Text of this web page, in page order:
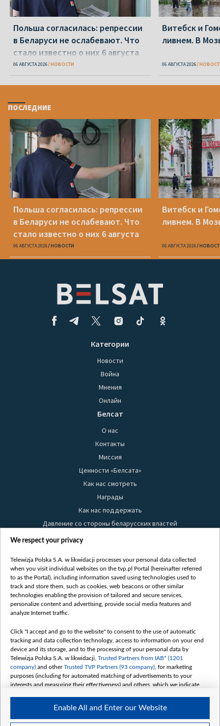
Польша согласилась: репрессии
в Беларуси не ослабевают. Что
стало известно о них 6 августа
06 АВГУСТА 2026 НОВОСТИ
Витебск и
ливнем. В
06 АВГУСТА 2026
ПОСЛЕДНИЕ
Польша согласилась: репрессии
в Беларуси не ослабевают. Что
стало известно о них 6 августа
06 АВГУСТА 2026 НОВОСТИ
Витебск и
ливнем. В
06 АВГУСТА 2026
Категории
Новости
Война
Мнения
Онлайн
Белсат
О нас
Контакты
Миссия
Ценности «Белсата»
Как нас смотреть
Награды
Как нас поддержать
Давление со стороны беларусских властей
Правила использования материалов
Безопасность
Youtube
Белсат news
Белсат Life
Belsat English
Biełsat PL
Белсат Now
Белсат Shorts
Белсат History
Белсат Music
Белсат Doc
We respect your privacy
Telewizja Polska S.A. w likwidacji processes your personal data collected
when you visit individual websites on the tvp.pl Portal (hereinafter referred
to as the Portal), including information saved using technologies used to
track and store them, such as cookies, web beacons or other similar
technologies enabling the provision of tailored and secure services,
personalize content and advertising, provide social media features and
analyze Internet traffic.
Click "I accept and go to the website" to consent to the use of automatic
tracking and data collection technology, access to information on your end
device and its storage, and to the processing of your personal data by
Telewizja Polska S.A. w likwidacji, Trusted Partners from IAB* (1201
company) and otherTrusted TVP Partners (93 company) , for marketing
purposes (including for automated matching of advertisements to your
interests and measuring their effectiveness) and others, which we indicate
The purposes of processing your data by TVP S.A. w likwidacji are as
follows:
Enable All and Enter our Website